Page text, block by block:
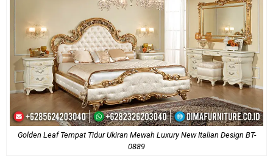
Golden Leaf Tempat Tidur Ukiran Mewah Luxury New Italian Design BT-
0889